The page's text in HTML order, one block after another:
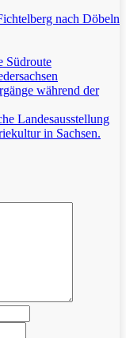
nach Döbeln
Südroute
während der
Landesausstellung
in Sachsen.